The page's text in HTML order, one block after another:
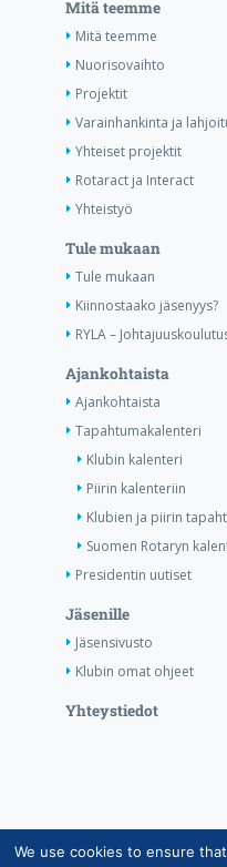
Mitä teemme
Mitä teemme
Nuorisovaihto
Projektit
Varainhankinta ja
Yhteiset projektit
Rotaract ja Interact
Yhteistyö
Tule mukaan
Tule mukaan
Kiinnostaako jäsenyys?
RYLA –
Ajankohtaista
Ajankohtaista
Tapahtumakalenteri
Klubin kalenteri
Piirin kalenteriin
Klubien ja piirin
Suomen Rotaryn
Presidentin uutiset
Jäsenille
Jäsensivusto
Klubin omat ohjeet
Yhteystiedot
Copyright ©
We use cookies to ensure